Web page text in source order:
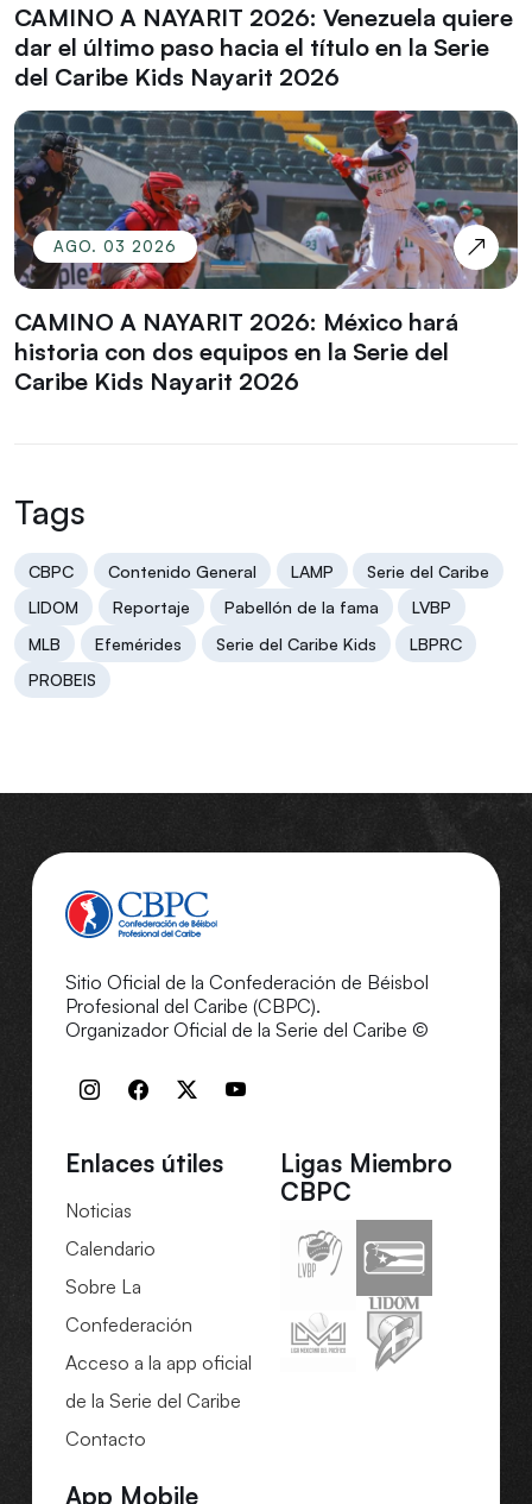
CAMINO A NAYARIT 2026: Venezuela quiere
dar el último paso hacia el título en la Serie
del Caribe Kids Nayarit 2026
AGO. 03 2026
CAMINO A NAYARIT 2026: México hará
historia con dos equipos en la Serie del
Caribe Kids Nayarit 2026
Tags
CBPC Contenido General LAMP
Serie del Caribe
LIDOM
Reportaje Pabellón de la fama
LVBP
MLB
Efemérides Serie del Caribe Kids
LBPRC
PROBEIS
Sitio Oficial de la Confederación de Béisbol
Profesional del Caribe (CBPC).
Organizador Oficial de la Serie del Caribe ©
Enlaces útiles
Noticias
Calendario
Sobre La
Confederación
Acceso a la app oficial
de la Serie del Caribe
Contacto
Ligas Miembro
CBPC
App Mobile